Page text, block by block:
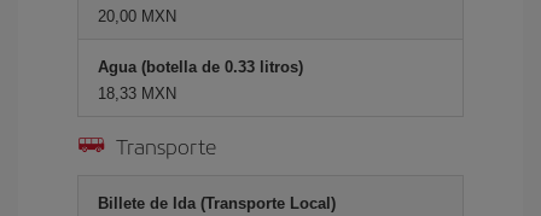
20,00 MXN
Agua (botella de 0.33 litros)
18,33 MXN
Transporte
Billete de Ida (Transporte Local)